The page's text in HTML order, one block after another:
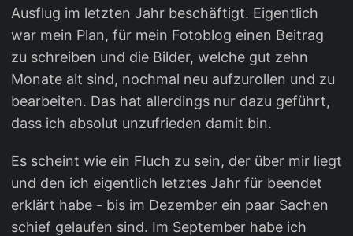
Ausflug im letzten Jahr beschäftigt. Eigentlich
war mein Plan, für mein Fotoblog einen Beitrag
zu schreiben und die Bilder, welche gut zehn
Monate alt sind, nochmal neu aufzurollen und zu
bearbeiten. Das hat allerdings nur dazu geführt,
dass ich absolut unzufrieden damit bin.
Es scheint wie ein Fluch zu sein, der über mir liegt
und den ich eigentlich letztes Jahr für beendet
erklärt habe - bis im Dezember ein paar Sachen
schief gelaufen sind. Im September habe ich